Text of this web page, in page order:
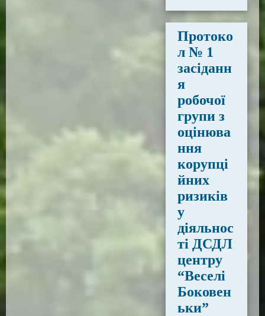
Протоко
л № 1
засіданн
я
робочої
групи з
оцінюва
ння
корупці
йних
ризиків
у
діяльнос
ті ДСДЛ
центру
“Веселі
Боковен
ьки”